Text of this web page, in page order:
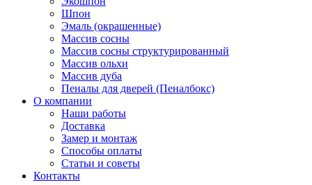
Шпон
Эмаль (окрашенные)
Массив сосны
Массив сосны структурированный
Массив ольхи
Массив дуба
Пеналы для дверей (Пеналбокс)
О компании
Наши работы
Доставка
Замер и монтаж
Способы оплаты
Статьи и советы
Контакты